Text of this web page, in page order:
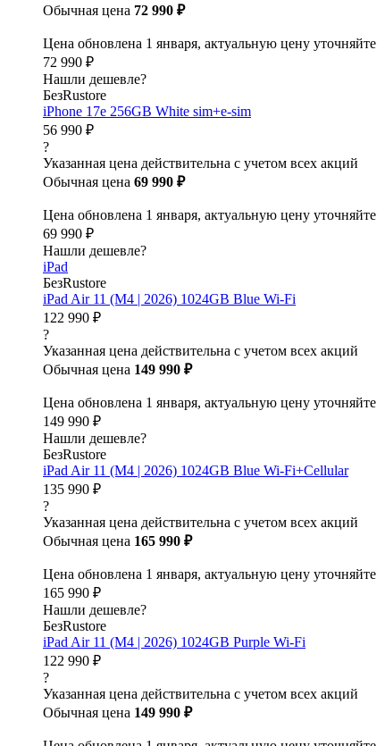
Обычная цена 72 990 ₽
Цена обновлена 1 января, актуальную цену уточняйте
72 990 ₽
Нашли дешевле?
БезRustore
iPhone 17e 256GB White sim+e-sim
56 990 ₽
?
Указанная цена действительна с учетом всех акций
Обычная цена 69 990 ₽
Цена обновлена 1 января, актуальную цену уточняйте
69 990 ₽
Нашли дешевле?
iPad
БезRustore
iPad Air 11 (M4 | 2026) 1024GB Blue Wi-Fi
122 990 ₽
?
Указанная цена действительна с учетом всех акций
Обычная цена 149 990 ₽
Цена обновлена 1 января, актуальную цену уточняйте
149 990 ₽
Нашли дешевле?
БезRustore
iPad Air 11 (M4 | 2026) 1024GB Blue Wi-Fi+Cellular
135 990 ₽
?
Указанная цена действительна с учетом всех акций
Обычная цена 165 990 ₽
Цена обновлена 1 января, актуальную цену уточняйте
165 990 ₽
Нашли дешевле?
БезRustore
iPad Air 11 (M4 | 2026) 1024GB Purple Wi-Fi
122 990 ₽
?
Указанная цена действительна с учетом всех акций
Обычная цена 149 990 ₽